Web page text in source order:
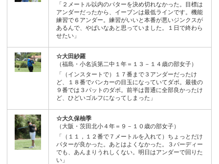
「２メートル以内のパターを決め切れなかった。目標は
アンダーだったから、イーブンは最低ラインです。機能
練習で６アンダー。練習がいいと本番が悪いジンクスが
あるんで、やばいなあと思っていました。１日で終わら
せたい」
☆大田紗羅
（福島・小名浜第二中１年＝１３－１４歳の部女子）
「（インスタートで）１７番まで３アンダーだったけ
ど、１８番でバンカーの目玉になっていてダボ。最後の
９番では３パットのダボ。前半は普通に全部良かったけ
ど、ひどいゴルフになってしまった」
☆大久保柚季
（大阪・茨田北小４年＝９－１０歳の部女子）
「（１１，１２番で７メートルを入れて）ちょっとだけ
パターが良かった。あとはよくなかった。３バーディー
でも、あんまりうれしくない。明日はアンダーで回りた
い」